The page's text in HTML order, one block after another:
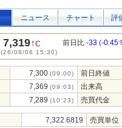
ニュース チャート 評
7,319↑C
(26/08/06 15:30)
前日比 -33 (-0.45
7,300 (09:00)
前日終値
7,369 (09:03)
出来高
7,289 (10:23) 売買代金
7,322.6819 売買単位